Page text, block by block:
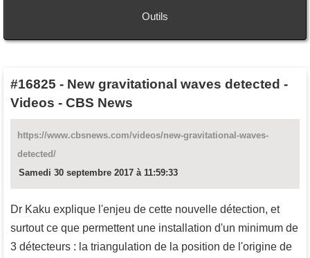
Outils
#16825 - New gravitational waves detected -
Videos - CBS News
https://www.cbsnews.com/videos/new-gravitational-waves-
detected/
Samedi 30 septembre 2017 à 11:59:33
Dr Kaku explique l'enjeu de cette nouvelle détection, et
surtout ce que permettent une installation d'un minimum de
3 détecteurs : la triangulation de la position de l'origine de